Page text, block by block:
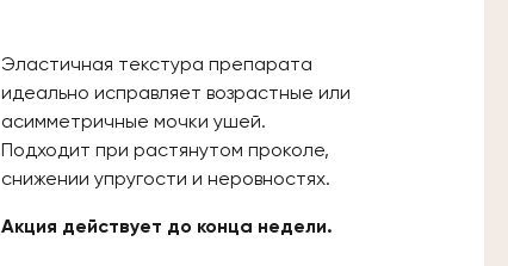
Эластичная текстура препарата
идеально исправляет возрастные или
асимметричные мочки ушей.
Подходит при растянутом проколе,
снижении упругости и неровностях.
Акция действует до конца недели.